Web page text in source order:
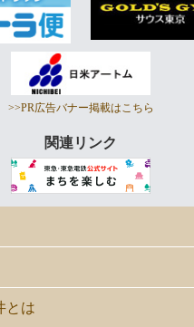
>>PR広告バナー掲載はこちら
関連リンク
とは